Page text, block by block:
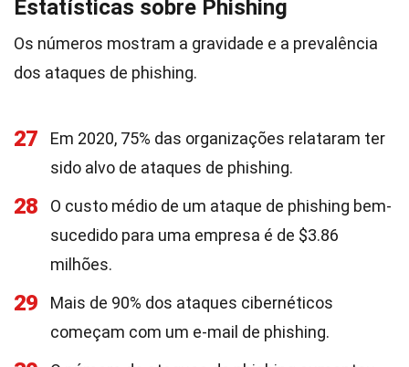
Estatísticas sobre Phishing
Os números mostram a gravidade e a prevalência
dos ataques de phishing.
27
Em 2020, 75% das organizações relataram ter
sido alvo de ataques de phishing.
28
O custo médio de um ataque de phishing bem-
sucedido para uma empresa é de $3.86
milhões.
29
Mais de 90% dos ataques cibernéticos
começam com um e-mail de phishing.